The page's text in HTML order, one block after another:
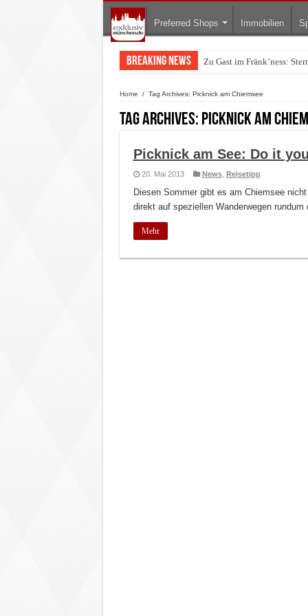
Preferred Shops Immobilien
Breaking News Zu Gast im Fränk’ness:
Home / Tag Archives: Picknick am Chiemsee
Tag Archives: Picknick am
Picknick am See: Do it
20. Mai 2013 News, Reisetipp
Diesen Sommer gibt es am Chiemsee
direkt auf speziellen Wanderwegen
Mehr